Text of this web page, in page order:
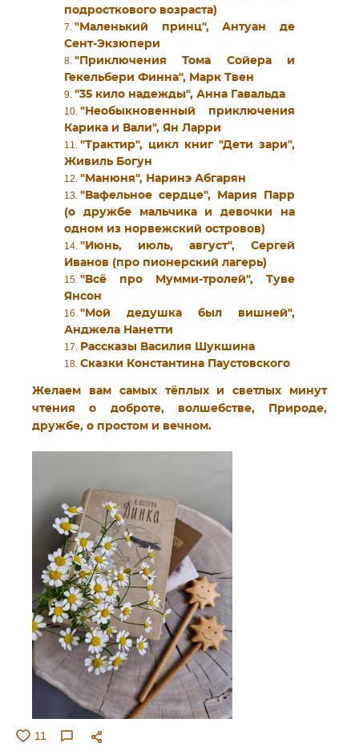
подросткового возраста)
"Маленький принц", Антуан де
Сент-Экзюпери
"Приключения Тома Сойера и
Гекельбери Финна", Марк Твен
"35 кило надежды", Анна Гавальда
"Необыкновенный приключения
Карика и Вали", Ян Ларри
"Трактир", цикл книг "Дети зари",
Живиль Богун
"Манюня", Наринэ Абгарян
"Вафельное сердце", Мария Парр
(о дружбе мальчика и девочки на
одном из норвежский островов)
"Июнь, июль, август", Сергей
Иванов (про пионерский лагерь)
"Всё про Мумми-тролей", Туве
Янсон
"Мой дедушка был вишней",
Анджела Нанетти
Рассказы Василия Шукшина
Сказки Константина Паустовского
Желаем вам самых тёплых и светлых минут
чтения о доброте, волшебстве, Природе,
дружбе, о простом и вечном.
11